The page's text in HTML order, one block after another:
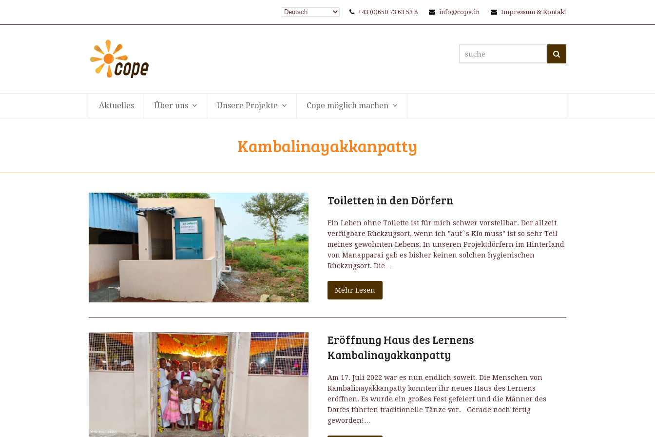
+43 (0)650 73 63 53 8 info@cope.in Impressum & Kontakt
suche
Aktuelles Über uns Unsere Projekte Cope möglich machen
Kambalinayakkanpatty
Toiletten in den Dörfern
Ein Leben ohne Toilette ist für mich schwer vorstellbar. Der allzeit
verfügbare Rückzugsort, wenn ich "auf`s Klo muss" ist so sehr Teil
meines gewohnten Lebens. In unseren Projektdörfern im Hinterland
von Manapparai gab es bisher keinen solchen hygienischen
Rückzugsort. Die…
Mehr Lesen
Eröffnung Haus des Lernens
Kambalinayakkanpatty
Am 17. Juli 2022 war es nun endlich soweit. Die Menschen von
Kambalinayakkanpatty konnten ihr neues Haus des Lernens
eröffnen. Es wurde ein großes Fest gefeiert und die Männer des
Dorfes führten traditionelle Tänze vor. Gerade noch fertig
geworden!…